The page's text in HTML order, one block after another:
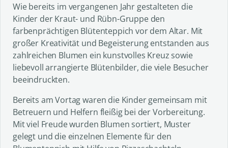
Wie bereits im vergangenen Jahr gestalteten die
Kinder der Kraut- und Rübn-Gruppe den
farbenprächtigen Blütenteppich vor dem Altar. Mit
großer Kreativität und Begeisterung entstanden aus
zahlreichen Blumen ein kunstvolles Kreuz sowie
liebevoll arrangierte Blütenbilder, die viele Besucher
beeindruckten.
Bereits am Vortag waren die Kinder gemeinsam mit
Betreuern und Helfern fleißig bei der Vorbereitung.
Mit viel Freude wurden Blumen sortiert, Muster
gelegt und die einzelnen Elemente für den